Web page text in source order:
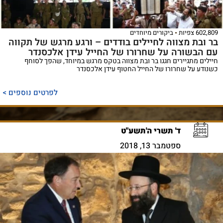
602,809 צפיות ביקורים מיוחדים
בר ובת מצווה לחיילים בודדים – ורגע מרגש של תקווה
עם הבשורה על שחרורו של החייל עידן אלכסנדר
חיילים מתגיירים חגגו בר ובת מצווה בטקס מרגש במיוחד, שהפך לסוחף
כשנודע על שחרורו של החייל החטוף עידן אלכסנדר
לפרטים נוספים >
ד' תשרי ה'תשע"ט
ספטמבר 13, 2018